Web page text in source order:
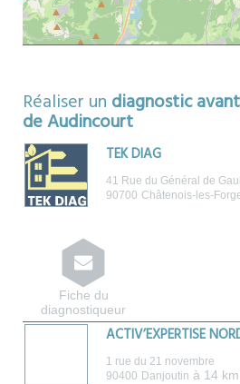
Réaliser un diagnostic
de Audincourt
TEK DIAG
41 Rue du Général de
90700 Châtenois-les-
Fiche du
diagnostiqueur
ACTIV’EXPERTISE
1 rue du 21 novembre
90400 Danjoutin à 14